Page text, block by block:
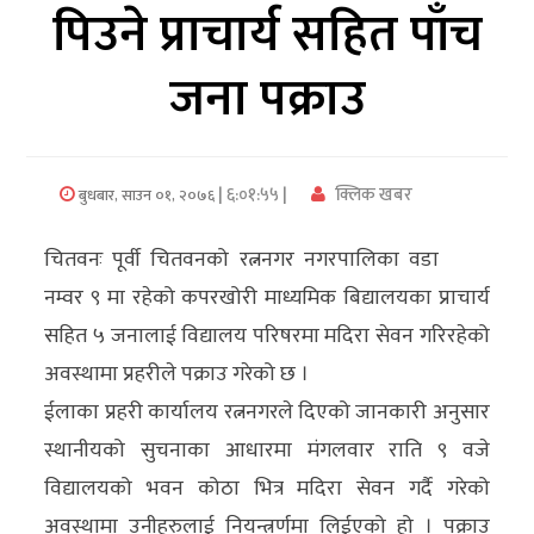
अर्थ/
विज्ञान
प्रविधि
अन्तरर्वार्ता
विचार/
ब्लग
खेलकुद
रोचक
पिउने प्राचार्य सहित पाँच
जना पक्राउ
बुधबार, साउन ०१, २०७६| ६:०१:५५ | क्लिक खबर
चितवनः पूर्वी चितवनको रत्ननगर नगरपालिका वडा
नम्वर ९ मा रहेको कपरखोरी माध्यमिक बिद्यालयका प्राचार्य
सहित ५ जनालाई विद्यालय परिषरमा मदिरा सेवन गरिरहेको
अवस्थामा प्रहरीले पक्राउ गरेको छ ।
ईलाका प्रहरी कार्यालय रत्ननगरले दिएको जानकारी अनुसार
स्थानीयको सुचनाका आधारमा मंगलवार राति ९ वजे
विद्यालयको भवन कोठा भित्र मदिरा सेवन गर्दै गरेको